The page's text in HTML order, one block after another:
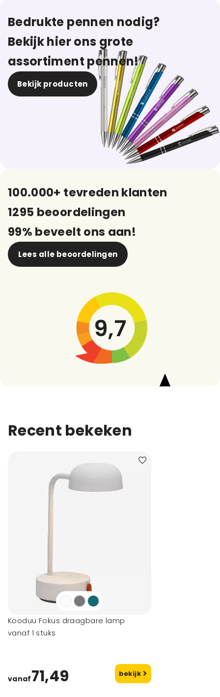
Bedrukte pennen nodig?
Bekijk hier ons grote
assortiment pennen!
Bekijk producten
100.000+ tevreden klanten
1295 beoordelingen
99% beveelt ons aan!
Lees alle beoordelingen
9,7
Recent bekeken
Kooduu Fokus draagbare lamp
vanaf 1 stuks
vanaf71,49 bekijk